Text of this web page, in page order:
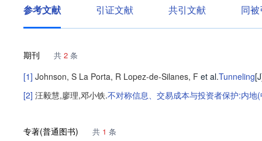
参考文献 引证文献 共引文献 同
期刊 共 2 条
[1] Johnson, S La Porta, R Lopez-de-Silanes, F et al.Tunneling
[2] 汪毅慧,廖理,邓小铁.不对称信息、交易成本与投资者保护:内地
专著(普通图书) 共 1 条